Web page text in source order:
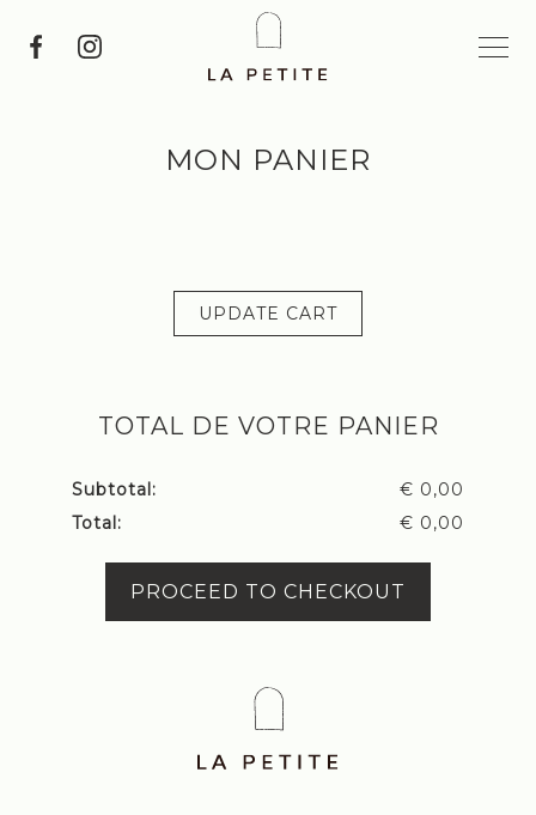
MON PANIER
UPDATE CART
TOTAL DE VOTRE PANIER
€ 0,00
€ 0,00
PROCEED TO CHECKOUT